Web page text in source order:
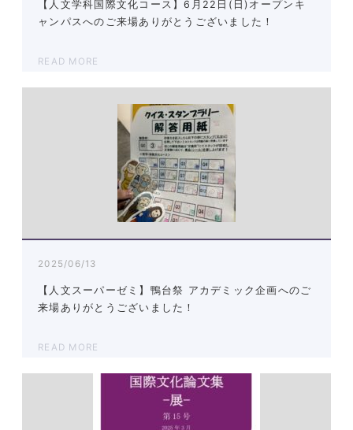
【人文学科国際文化コース】6月22日(日)オープンキ
ャンパスへのご来場ありがとうございました！
READ MORE
2025/06/13
【人文スーパーゼミ】鴨台祭 アカデミック企画へのご
来場ありがとうございました！
READ MORE